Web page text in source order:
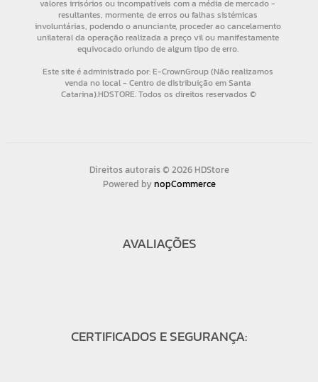
Direitos autorais © 2026 HDStore
Powered bynopCommerce
AVALIAÇÕES
CERTIFICADOS E SEGURANÇA: